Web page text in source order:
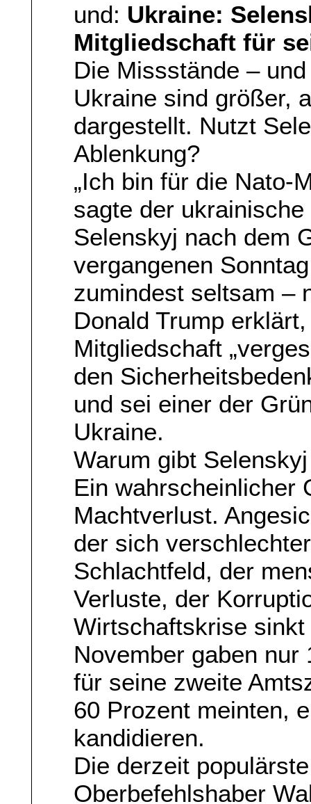
und: Ukraine:
Mitgliedschaft für
Die Missstände –
Ukraine sind größer,
dargestellt. Nutzt
Ablenkung?
„Ich bin für die Nato-
sagte der
Selenskyj nach dem
vergangenen
zumindest seltsam –
Donald Trump
Mitgliedschaft
den
und sei einer der
Ukraine.
Warum gibt
Ein wahrscheinlicher
Machtverlust.
der sich
Schlachtfeld, der
Verluste, der
Wirtschaftskrise
November gaben
für seine zweite
60 Prozent meinten,
kandidieren.
Die derzeit
Oberbefehlshaber